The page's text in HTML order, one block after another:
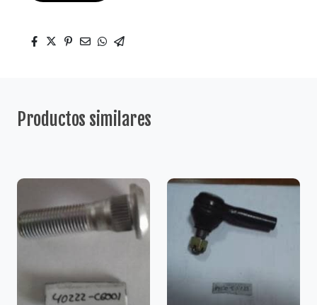
Productos similares